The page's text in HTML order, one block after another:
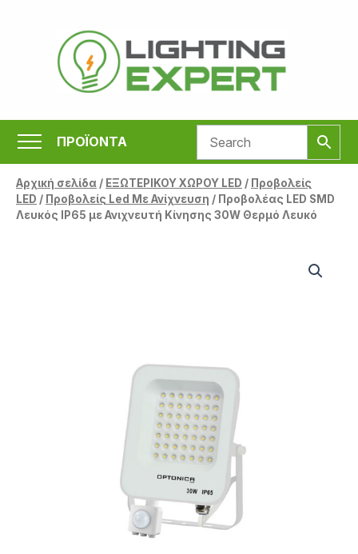
περιεχόμενο
ΠΡΟΪΟΝΤΑ
Αρχική σελίδα/ ΕΞΩΤΕΡΙΚΟΥ ΧΩΡΟΥ LED / Προβολείς
LED / Προβολείς Led Με Ανίχνευση / Προβολέας LED SMD
Λευκός IP65 με Ανιχνευτή Κίνησης 30W Θερμό Λευκό